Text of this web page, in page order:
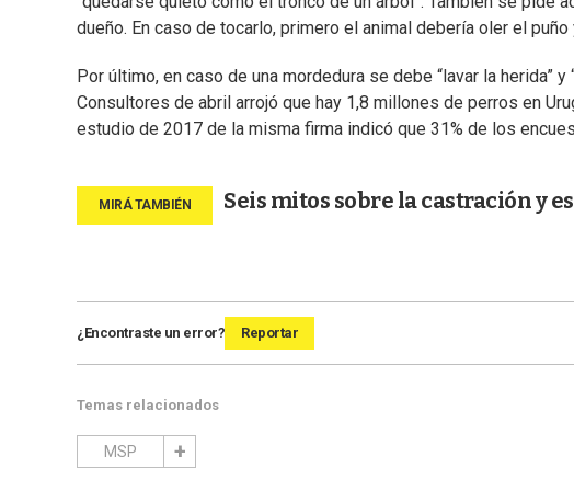
dueño. En caso de tocarlo, primero el animal debería oler el
Por último, en caso de una mordedura se debe “lavar la herida”
Consultores de abril arrojó que hay 1,8 millones de perros en
estudio de 2017 de la misma firma indicó que 31% de los
Seis mitos sobre la castración y
¿Encontraste un error? Reportar
Temas relacionados
MSP